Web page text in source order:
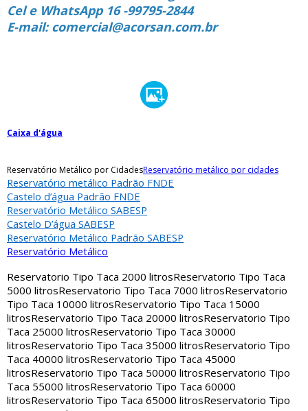
Cel e WhatsApp 16 -99795-2844
E-mail: comercial@acorsan.com.br
Caixa d'água
Reservatório Metálico por CidadesReservatório metálico por cidades
Reservatório metálico Padrão FNDE
Castelo d’água Padrão FNDE
Reservatório Metálico SABESP
Castelo D’água SABESP
Reservatório Metálico Padrão SABESP
Reservatório Metálico
Reservatorio Tipo Taca 2000 litrosReservatorio Tipo Taca
5000 litrosReservatorio Tipo Taca 7000 litrosReservatorio
Tipo Taca 10000 litrosReservatorio Tipo Taca 15000
litrosReservatorio Tipo Taca 20000 litrosReservatorio Tipo
Taca 25000 litrosReservatorio Tipo Taca 30000
litrosReservatorio Tipo Taca 35000 litrosReservatorio Tipo
Taca 40000 litrosReservatorio Tipo Taca 45000
litrosReservatorio Tipo Taca 50000 litrosReservatorio Tipo
Taca 55000 litrosReservatorio Tipo Taca 60000
litrosReservatorio Tipo Taca 65000 litrosReservatorio Tipo